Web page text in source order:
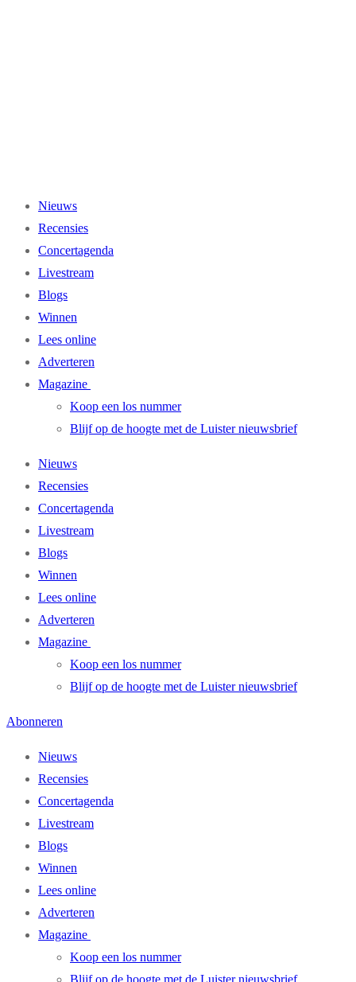
Nieuws
Recensies
Concertagenda
Livestream
Blogs
Winnen
Lees online
Adverteren
Magazine
Koop een los nummer
Blijf op de hoogte met de Luister nieuwsbrief
Nieuws
Recensies
Concertagenda
Livestream
Blogs
Winnen
Lees online
Adverteren
Magazine
Koop een los nummer
Blijf op de hoogte met de Luister nieuwsbrief
Abonneren
Nieuws
Recensies
Concertagenda
Livestream
Blogs
Winnen
Lees online
Adverteren
Magazine
Koop een los nummer
Blijf op de hoogte met de Luister nieuwsbrief